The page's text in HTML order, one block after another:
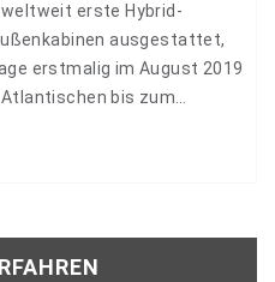
erste Hybrid-
ausgestattet,
erstmalig im August 2019
bis zum
Expeditionskreuzfahrt der